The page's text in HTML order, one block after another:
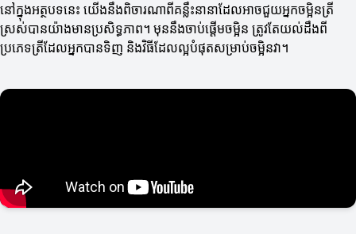
នៅក្នុងអត្ថបទនេះ យើងនឹងពិចារណាពីគន្លឹះនានាដែលអាចជួយអ្នកចម្អិនត្រី
ស្រស់បានយ៉ាងមានប្រសិទ្ធភាព។ មុននឹងចាប់ផ្តើមចម្អិន ត្រូវតែយល់ដឹងពី
ប្រភេទត្រីដែលអ្នកបានទិញ និងវិធីដែលល្អបំផុតសម្រាប់ចម្អិនវា។